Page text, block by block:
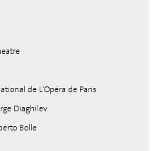
de L'Opéra de Paris
Diaghilev
Bolle